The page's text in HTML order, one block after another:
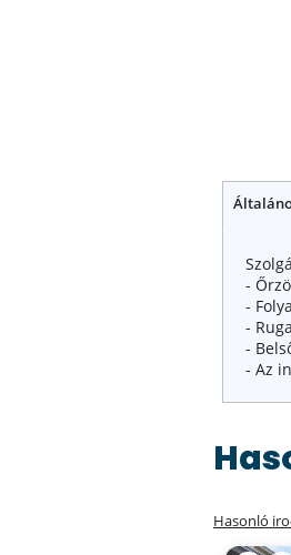
-
-
-
-
- Az
Hasonló